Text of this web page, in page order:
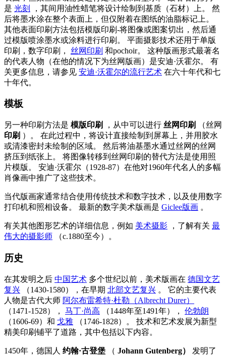
是 光刻
，其间用油性蜡笔将设计绘制到基质（石材）上。 然
后将墨水涂在整个表面上，但仅附着在图纸的油脂标记上。
其他表面印刷方法包括模版印刷-将图像或图案切出，然后通
过模版喷涂墨水或涂料进行印刷。 平面摄影技术还用于单版
印刷，数字印刷， 丝网印刷 和pochoir。 这种版画形式最著名
的代表人物（在他的情况下为丝网版画）是安迪·沃霍尔。 有
关更多信息，请参见 安迪·沃霍尔的流行艺术 在六十年代和七
十年代。
模板
另一种印刷方法是 模版印刷 ，从中可以进行 丝网印刷
（丝网
印刷 ）。 在此过程中，将设计直接绘制到屏幕上，并用胶水
或清漆密封未绘制的区域。 然后将油基墨水通过丝网的丝网
挤压到纸张上。 将图像转移到丝网印刷的替代方法是使用照
片模版。 安迪·沃霍尔（1928-87）在他对1960年代名人的多幅
肖像画中推广了这些技术。
当代版画家通常结合使用传统技术和数字技术，以及使用数字
打印机和照相设备。 最新的数字美术版画是 Giclee版画 。
有关其他图形艺术的详细信息，例如 美术摄影 ，了解有关 最
伟大的摄影师 （c.1880至今）。
历史
在其发明之后 中国艺术 多个世纪以前，美术版画在 德国文艺
复兴 （1430-1580），在早期 北部文艺复兴 。 它的主要代表
人物是古代大师 阿尔布雷希特·杜勒（Albrecht Durer）
（1471-1528）， 马丁·尚高 （1448年至1491年）， 伦勃朗
（1606-69）和 戈雅 （1746-1828）。 技术和艺术发展为新型
精美印刷铺平了道路，其中包括以下内容。
1450年，德国人 约翰·古登堡 （ Johann Gutenberg）
发明了